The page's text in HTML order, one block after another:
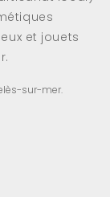
et jouets
sur-mer.